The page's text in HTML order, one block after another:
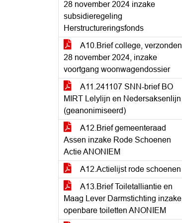
28 november 2024 inzake
subsidieregeling
Herstructureringsfonds
A10.Brief college, verzonden
28 november 2024, inzake
voortgang woonwagendossier
A11.241107 SNN-brief BO
MIRT Lelylijn en Nedersaksenlijn
(geanonimiseerd)
A12.Brief gemeenteraad
Assen inzake Rode Schoenen
Actie ANONIEM
A12.Actielijst rode schoenen
A13.Brief Toiletalliantie en
Maag Lever Darmstichting inzake
openbare toiletten ANONIEM